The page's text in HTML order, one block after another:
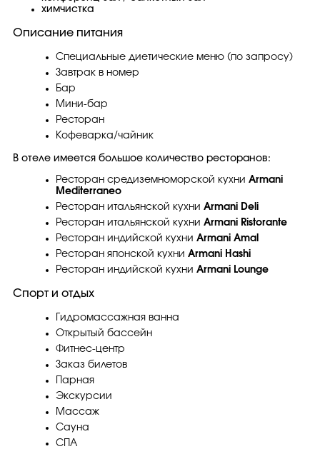
химчистка
Описание питания
Специальные диетические меню (по запросу)
Завтрак в номер
Бар
Мини-бар
Ресторан
Кофеварка/чайник
В отеле имеется большое количество ресторанов:
Ресторан средиземноморской кухни Armani
Mediterraneo
Ресторан итальянской кухни Armani Deli
Ресторан итальянской кухни Armani Ristorante
Ресторан индийской кухни Armani Amal
Ресторан японской кухни Armani Hashi
Ресторан индийской кухни Armani Lounge
Спорт и отдых
Гидромассажная ванна
Открытый бассейн
Фитнес-центр
Заказ билетов
Парная
Экскурсии
Массаж
Сауна
СПА